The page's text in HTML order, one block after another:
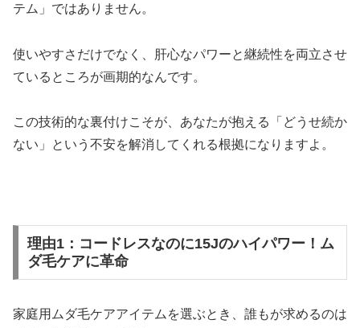
テム」ではありません。
使いやすさだけでなく、肝心なパワーと継続性を両立させ
ているところが画期的なんです。
この技術的な裏付けこそが、あなたが抱える「どうせ続か
ない」という不安を解消してくれる根拠になりますよ。
理由1：コードレスなのに15Jのハイパワー！ム
ダ毛ケアに革命
家庭用ムダ毛ケアアイテムを選ぶとき、誰もが求めるのは